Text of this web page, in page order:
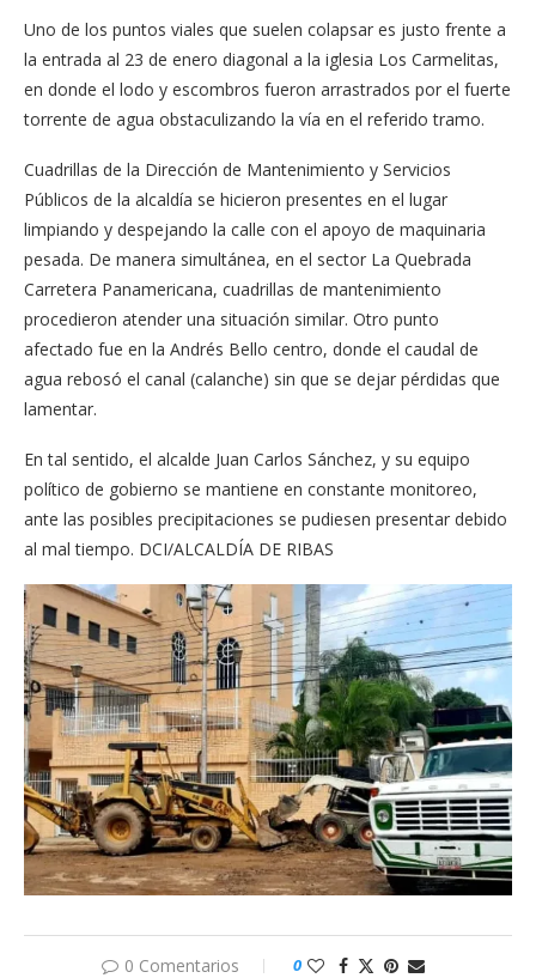
Uno de los puntos viales que suelen colapsar es justo frente a
la entrada al 23 de enero diagonal a la iglesia Los Carmelitas,
en donde el lodo y escombros fueron arrastrados por el fuerte
torrente de agua obstaculizando la vía en el referido tramo.
Cuadrillas de la Dirección de Mantenimiento y Servicios
Públicos de la alcaldía se hicieron presentes en el lugar
limpiando y despejando la calle con el apoyo de maquinaria
pesada. De manera simultánea, en el sector La Quebrada
Carretera Panamericana, cuadrillas de mantenimiento
procedieron atender una situación similar. Otro punto
afectado fue en la Andrés Bello centro, donde el caudal de
agua rebosó el canal (calanche) sin que se dejar pérdidas que
lamentar.
En tal sentido, el alcalde Juan Carlos Sánchez, y su equipo
político de gobierno se mantiene en constante monitoreo,
ante las posibles precipitaciones se pudiesen presentar debido
al mal tiempo. DCI/ALCALDÍA DE RIBAS
0 Comentarios 0